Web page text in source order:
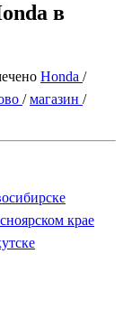
в
Honda /
/магазин /
крае